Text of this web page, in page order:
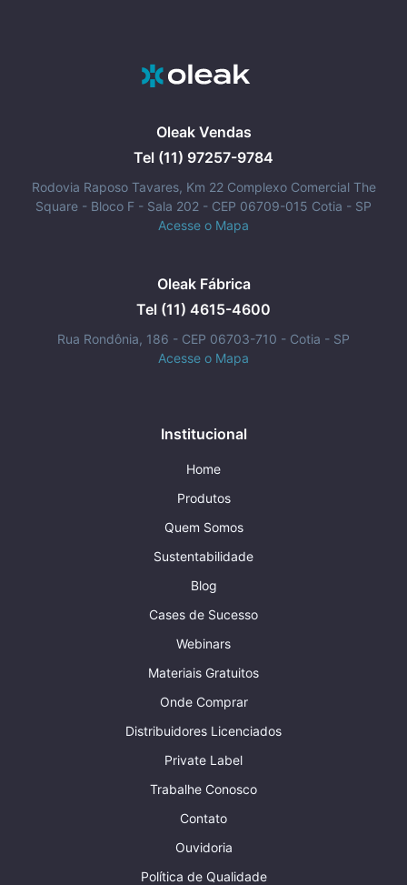
Oleak Vendas
Tel (11) 97257-9784
Rodovia Raposo Tavares, Km 22 Complexo Comercial The
Square - Bloco F - Sala 202 - CEP 06709-015 Cotia - SP
Acesse o Mapa
Oleak Fábrica
Tel (11) 4615-4600
Rua Rondônia, 186 - CEP 06703-710 - Cotia - SP
Acesse o Mapa
Institucional
Home
Produtos
Quem Somos
Sustentabilidade
Blog
Cases de Sucesso
Webinars
Materiais Gratuitos
Onde Comprar
Distribuidores Licenciados
Private Label
Trabalhe Conosco
Contato
Ouvidoria
Política de Qualidade